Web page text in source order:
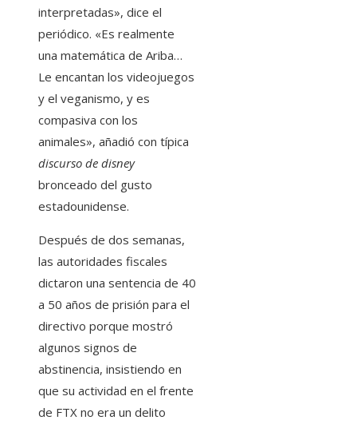
interpretadas», dice el
periódico. «Es realmente
una matemática de Ariba…
Le encantan los videojuegos
y el veganismo, y es
compasiva con los
animales», añadió con típica
discurso de disney
bronceado del gusto
estadounidense.
Después de dos semanas,
las autoridades fiscales
dictaron una sentencia de 40
a 50 años de prisión para el
directivo porque mostró
algunos signos de
abstinencia, insistiendo en
que su actividad en el frente
de FTX no era un delito